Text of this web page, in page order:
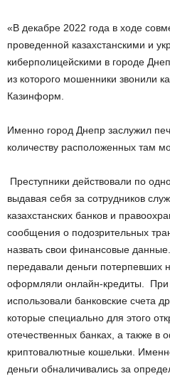
«В декабре 2022 года в ходе
проведенной казахстанскими и
киберполицейскими в городе
из которого мошенники звонили
Казинформ.
Именно город Днепр заслужил
количеству расположенных там
Преступники действовали по
выдавая себя за сотрудников
казахстанских банков и
сообщения о подозрительных
назвать свои финансовые
передавали деньги потерпевших
оформляли онлайн-кредиты.
использовали банковские счета
которые специально для этого
отечественных банках, а также в
криптовалютные кошельки.
деньги обналичивались за